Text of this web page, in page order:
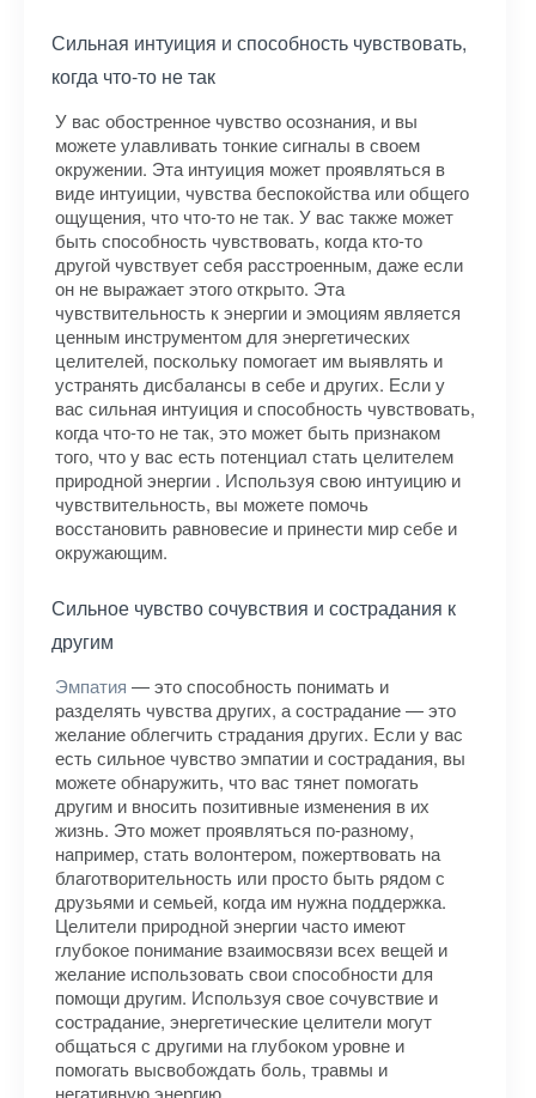
Сильная интуиция и способность чувствовать,
когда что-то не так
У вас обостренное чувство осознания, и вы
можете улавливать тонкие сигналы в своем
окружении. Эта интуиция может проявляться в
виде интуиции, чувства беспокойства или общего
ощущения, что что-то не так. У вас также может
быть способность чувствовать, когда кто-то
другой чувствует себя расстроенным, даже если
он не выражает этого открыто. Эта
чувствительность к энергии и эмоциям является
ценным инструментом для энергетических
целителей, поскольку помогает им выявлять и
устранять дисбалансы в себе и других. Если у
вас сильная интуиция и способность чувствовать,
когда что-то не так, это может быть признаком
того, что у вас есть потенциал стать целителем
природной энергии . Используя свою интуицию и
чувствительность, вы можете помочь
восстановить равновесие и принести мир себе и
окружающим.
Сильное чувство сочувствия и сострадания к
другим
Эмпатия — это способность понимать и
разделять чувства других, а сострадание — это
желание облегчить страдания других. Если у вас
есть сильное чувство эмпатии и сострадания, вы
можете обнаружить, что вас тянет помогать
другим и вносить позитивные изменения в их
жизнь. Это может проявляться по-разному,
например, стать волонтером, пожертвовать на
благотворительность или просто быть рядом с
друзьями и семьей, когда им нужна поддержка.
Целители природной энергии часто имеют
глубокое понимание взаимосвязи всех вещей и
желание использовать свои способности для
помощи другим. Используя свое сочувствие и
сострадание, энергетические целители могут
общаться с другими на глубоком уровне и
помогать высвобождать боль, травмы и
негативную энергию.